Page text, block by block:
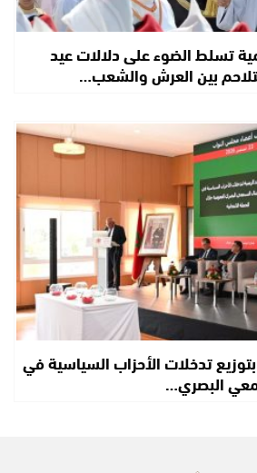
تسلط الضوء على دلالات عيد
بين العرش والشعب…
بتوزيع تدخلات الأحزاب السياسية في
البصري…